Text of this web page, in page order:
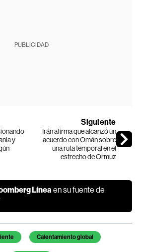
PUBLICIDAD
y
Siguiente
Irán afirma que alcanzó un
acuerdo con Omán sobre
una ruta temporal en el
estrecho de Ormuz
Línea en su fuente de
Calentamiento global